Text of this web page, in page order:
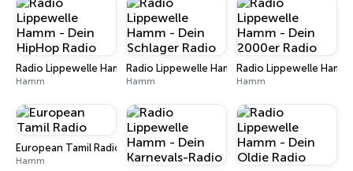
Radio Lippewelle Hamm - Dein HipHop Radio
Hamm
Radio Lippewelle Hamm - Dein Schlager Radio
Hamm
Radio Lippewelle
Hamm
European Tamil Radio
Hamm